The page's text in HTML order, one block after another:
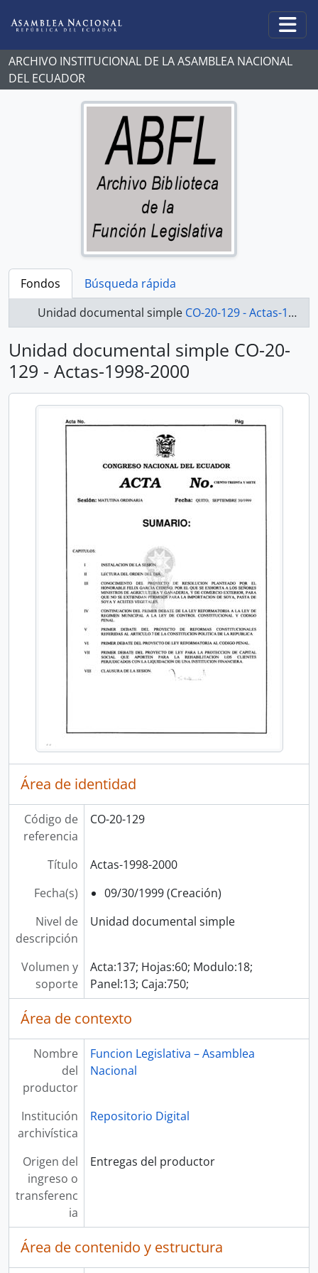
ARCHIVO INSTITUCIONAL DE LA ASAMBLEA NACIONAL
DEL ECUADOR
Fondos
Búsqueda rápida
Unidad documental simple CO-20-129 - Actas-1998-2000
Unidad documental simple CO-20-
129 - Actas-1998-2000
Área de identidad
Código de
referencia
CO-20-129
Título
Actas-1998-2000
Fecha(s)
09/30/1999 (Creación)
Nivel de
descripción
Unidad documental simple
Volumen y
soporte
Acta:137; Hojas:60; Modulo:18;
Panel:13; Caja:750;
Área de contexto
Nombre
del
productor
Funcion Legislativa – Asamblea
Nacional
Institución
archivística
Repositorio Digital
Origen del
ingreso o
transferenc
ia
Entregas del productor
Área de contenido y estructura